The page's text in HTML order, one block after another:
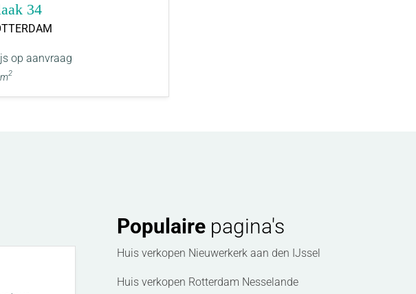
34
op aanvraag
2
Populairepagina's
Huis verkopen Nieuwerkerk aan den IJssel
Huis verkopen Rotterdam Nesselande